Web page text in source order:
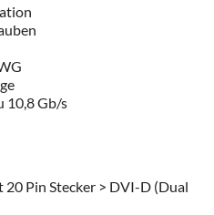
10,8 Gb/s
Pin Stecker > DVI-D (Dual